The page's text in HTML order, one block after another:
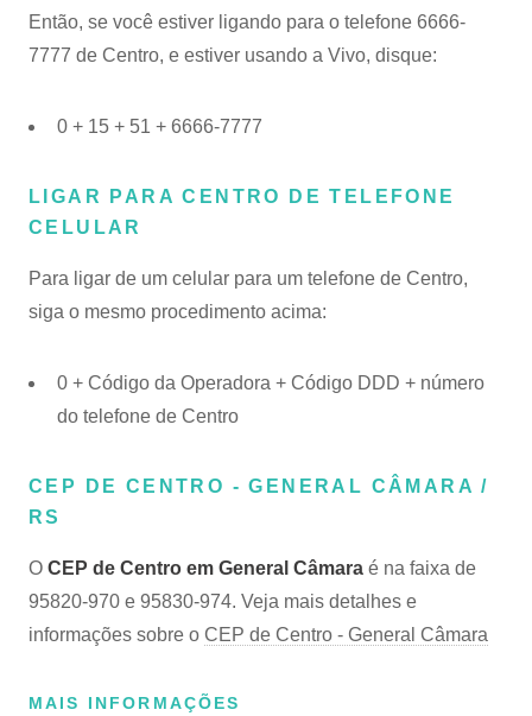
Então, se você estiver ligando para o telefone 6666-
7777 de Centro, e estiver usando a Vivo, disque:
0 + 15 + 51 + 6666-7777
LIGAR PARA CENTRO DE TELEFONE
CELULAR
Para ligar de um celular para um telefone de Centro,
siga o mesmo procedimento acima:
0 + Código da Operadora + Código DDD + número
do telefone de Centro
CEP DE CENTRO - GENERAL CÂMARA /
RS
O CEP de Centro em General Câmara é na faixa de
95820-970 e 95830-974. Veja mais detalhes e
informações sobre o CEP de Centro - General Câmara
MAIS INFORMAÇÕES